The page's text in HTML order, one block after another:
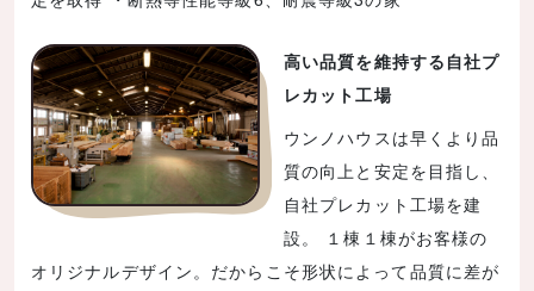
高い品質を維持する自社プ
レカット工場
ウンノハウスは早くより品
質の向上と安定を目指し、
自社プレカット工場を建
設。 １棟１棟がお客様の
オリジナルデザイン。だからこそ形状によって品質に差が